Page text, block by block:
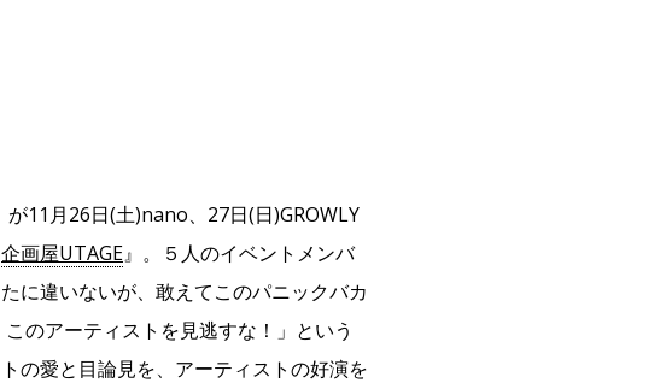
11月26日(土)nano、27日(日)GROWLY
企画屋UTAGE』。５人のイベントメンバ
に違いないが、敢えてこのパニックバカ
のアーティストを見逃すな！」という
の愛と目論見を、アーティストの好演を